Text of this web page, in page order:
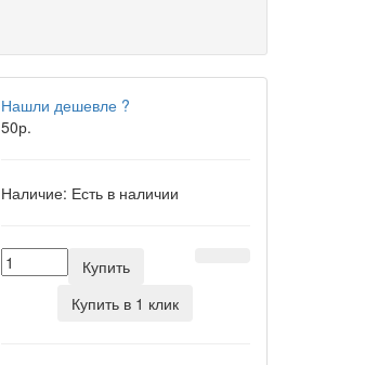
Нашли дешевле ?
50р.
Наличие: Есть в наличии
Купить
Купить в 1 клик